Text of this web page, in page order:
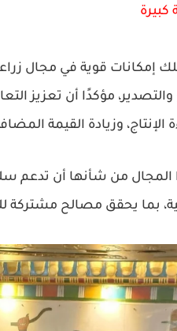
قوية في مجال
مؤكدًا أن تعزيز
الإنتاج، وزيادة القيمة
المجال من شأنها أن تدعم
بما يحقق مصالح مشتركة